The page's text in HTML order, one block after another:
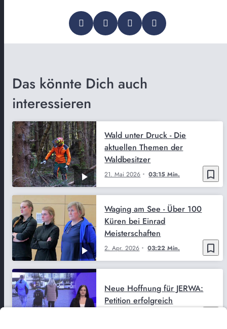
Das könnte Dich auch
interessieren
bookmark_border
21. Mai 2026 03:15 Min.
Wald unter Druck - Die
aktuellen Themen der
Waldbesitzer
bookmark_border
2. Apr. 2026 03:22 Min.
Waging am See - Über 100
Küren bei Einrad
Meisterschaften
Neue Hoffnung für JERWA:
Petition erfolgreich